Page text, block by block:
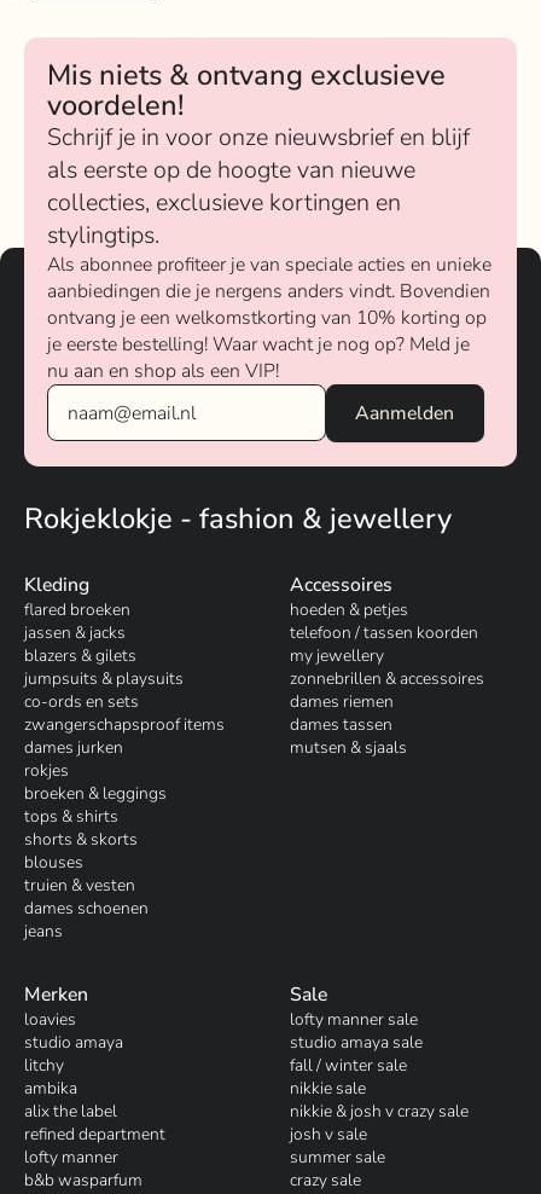
Mis niets & ontvang exclusieve
voordelen!
Schrijf je in voor onze nieuwsbrief en blijf
als eerste op de hoogte van nieuwe
collecties, exclusieve kortingen en
stylingtips.
Als abonnee profiteer je van speciale acties en unieke
aanbiedingen die je nergens anders vindt. Bovendien
ontvang je een welkomstkorting van 10% korting op
je eerste bestelling! Waar wacht je nog op? Meld je
nu aan en shop als een VIP!
Rokjeklokje - fashion & jewellery
Kleding
flared broeken
jassen & jacks
blazers & gilets
jumpsuits & playsuits
co-ords en sets
zwangerschapsproof items
dames jurken
rokjes
broeken & leggings
tops & shirts
shorts & skorts
blouses
truien & vesten
dames schoenen
jeans
Accessoires
hoeden & petjes
telefoon / tassen koorden
my jewellery
zonnebrillen & accessoires
dames riemen
dames tassen
mutsen & sjaals
Merken
loavies
studio amaya
litchy
ambika
alix the label
refined department
lofty manner
b&b wasparfum
Sale
lofty manner sale
studio amaya sale
fall / winter sale
nikkie sale
nikkie & josh v crazy sale
josh v sale
summer sale
crazy sale